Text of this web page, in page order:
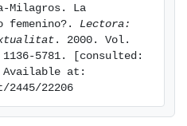
Milagros. La
femenino?. Lectora:
. 2000. Vol.
5781. [consulted:
at:
22206